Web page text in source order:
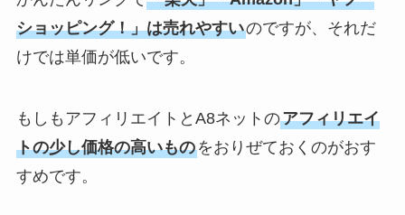
ショッピング！」は売れやすいのですが、それだ
けでは単価が低いです。
もしもアフィリエイトとA8ネットのアフィリエイ
トの少し価格の高いものをおりぜておくのがおす
すめです。